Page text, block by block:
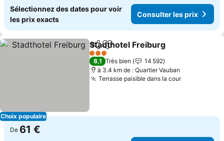
Sélectionnez des dates pour voir
les prix exacts
Consulter les prix
Choix populaire
PartagerAjouter à mes favoris
Stadthotel Freiburg
3 Étoiles
8,1 Très bien
14 592
à 3.4 km de : Quartier Vauban
Terrasse paisible dans la cour
De 61 €